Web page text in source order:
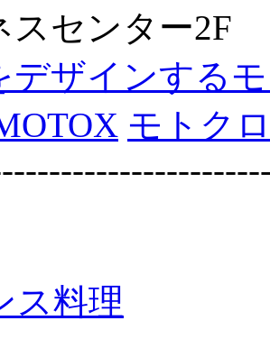
スセンター2F
デザインする
モトク
ス料理